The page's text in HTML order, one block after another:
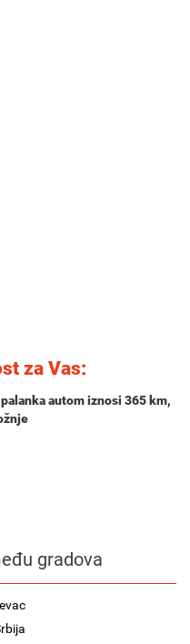
za Vas:
autom iznosi 365 km,
gradova